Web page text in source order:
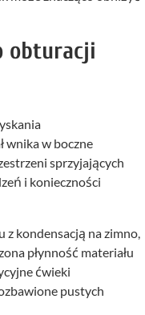
obturacji
wnika w boczne
sprzyjających
i konieczności
kondensacją na zimno,
płynność materiału
ćwieki
pustych